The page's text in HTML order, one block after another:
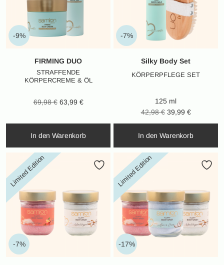
-9%
FIRMING DUO
STRAFFENDE
KÖRPERCREME & ÖL
69,98€ Ursprünglicher
63,99 €Aktueller
In den Warenkorb
-7%
Silky Body Set
KÖRPERPFLEGE SET
125 ml
42,98€ Ursprünglicher
Preis war:
42,98 €
39,99 €Aktueller
Preis ist:
39,99 €.
In den Warenkorb
Limited Edition
-7%
Limited Edition
-17%